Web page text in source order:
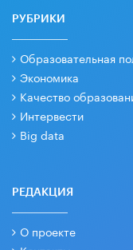
РУБРИКИ
Образовательная
Экономика
Качество
Интервести
Big data
РЕДАКЦИЯ
О проекте